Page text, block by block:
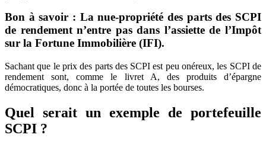
Bon à savoir : La nue-propriété des parts des SCPI
de rendement n’entre pas dans l’assiette de l’Impôt
sur la Fortune Immobilière (IFI).
Sachant que le prix des parts des SCPI est peu onéreux, les SCPI de
rendement sont, comme le livret A, des produits d’épargne
démocratiques, donc à la portée de toutes les bourses.
Quel serait un exemple de portefeuille
SCPI ?